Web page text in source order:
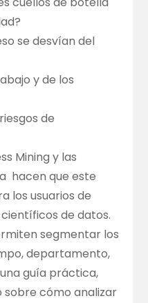
se desvían del
y de los
de
Mining y las
hacen que este
los usuarios de
de datos.
segmentar los
departamento,
guía práctica,
sobrecómo analizar